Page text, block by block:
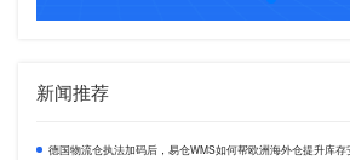
新闻推荐
德国物流仓执法加码后，易仓WMS如何帮欧洲海外仓提升库存